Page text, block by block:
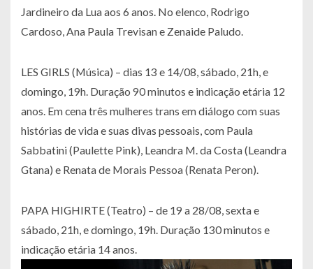
Jardineiro da Lua aos 6 anos. No elenco, Rodrigo
Cardoso, Ana Paula Trevisan e Zenaide Paludo.
LES GIRLS (Música) – dias 13 e 14/08, sábado, 21h, e
domingo, 19h. Duração 90 minutos e indicação etária 12
anos. Em cena três mulheres trans em diálogo com suas
histórias de vida e suas divas pessoais, com Paula
Sabbatini (Paulette Pink), Leandra M. da Costa (Leandra
Gtana) e Renata de Morais Pessoa (Renata Peron).
PAPA HIGHIRTE (Teatro) – de 19 a 28/08, sexta e
sábado, 21h, e domingo, 19h. Duração 130 minutos e
indicação etária 14 anos.